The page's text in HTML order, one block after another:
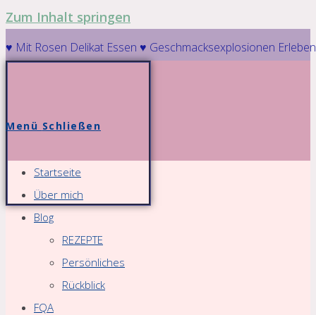
Zum Inhalt springen
♥ Mit Rosen Delikat Essen ♥ Geschmacksexplosionen
Menü Schließen
Startseite
Über mich
Blog
REZEPTE
Persönliches
Rückblick
FQA